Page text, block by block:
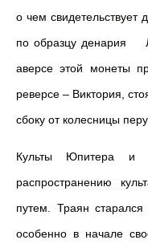
о чем свидетельствует
по образцу денария
аверсе этой монеты
реверсе – Виктория,
сбоку от колесницы
Культы Юпитера и
распространению
путем. Траян
особенно в начале